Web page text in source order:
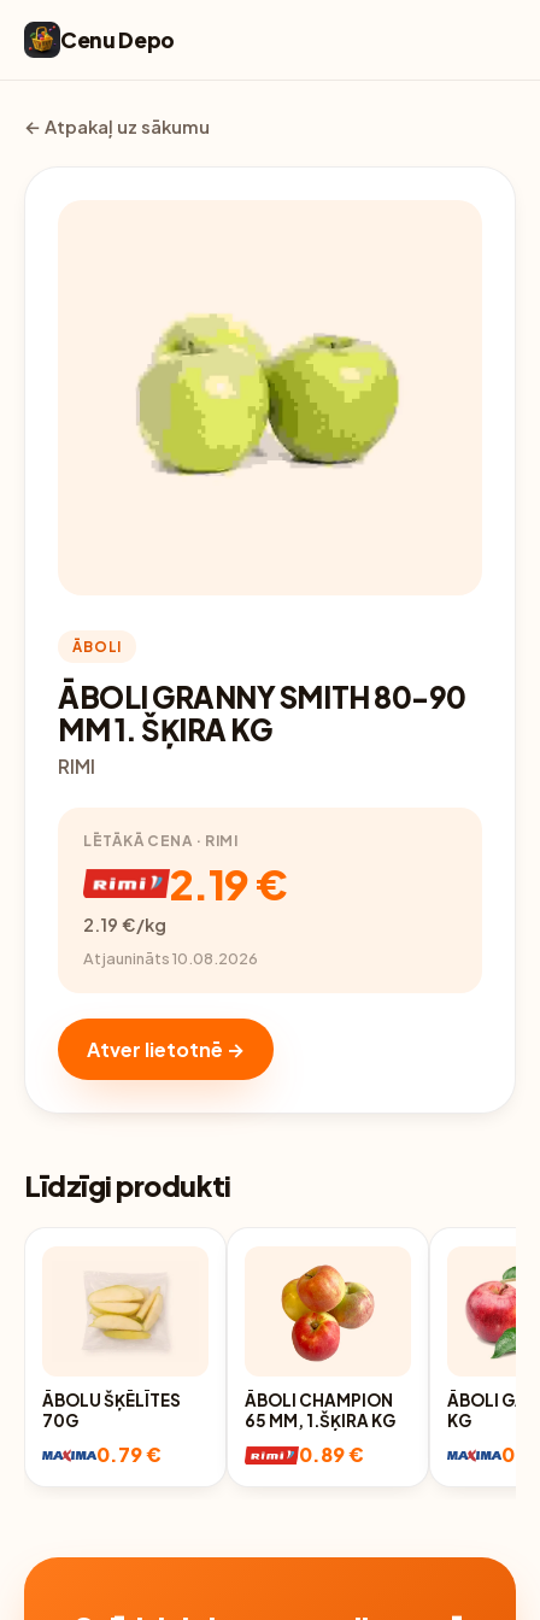
Cenu Depo
← Atpakaļ uz sākumu
ĀBOLI
ĀBOLI GRANNY SMITH 80-90
MM 1. ŠĶIRA KG
RIMI
LĒTĀKĀ CENA · RIMI
2.19 €
2.19 €/kg
Atjaunināts 10.08.2026
Atver lietotnē →
Līdzīgi produkti
ĀBOLU ŠĶĒLĪTES
70G
0.79 €
ĀBOLI CHAMPION
65 MM, 1.ŠĶIRA KG
0.89 €
ĀBOLI
KG